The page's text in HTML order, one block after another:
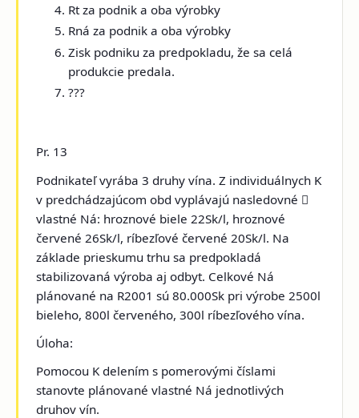
Rt za podnik a oba výrobky
Rná za podnik a oba výrobky
Zisk podniku za predpokladu, že sa celá
produkcie predala.
???
Pr. 13
Podnikateľ vyrába 3 druhy vína. Z individuálnych K
v predchádzajúcom obd vyplávajú nasledovné 
vlastné Ná: hroznové biele 22Sk/l, hroznové
červené 26Sk/l, ríbezľové červené 20Sk/l. Na
základe prieskumu trhu sa predpokladá
stabilizovaná výroba aj odbyt. Celkové Ná
plánované na R2001 sú 80.000Sk pri výrobe 2500l
bieleho, 800l červeného, 300l ríbezľového vína.
Úloha:
Pomocou K delením s pomerovými číslami
stanovte plánované vlastné Ná jednotlivých
druhov vín.